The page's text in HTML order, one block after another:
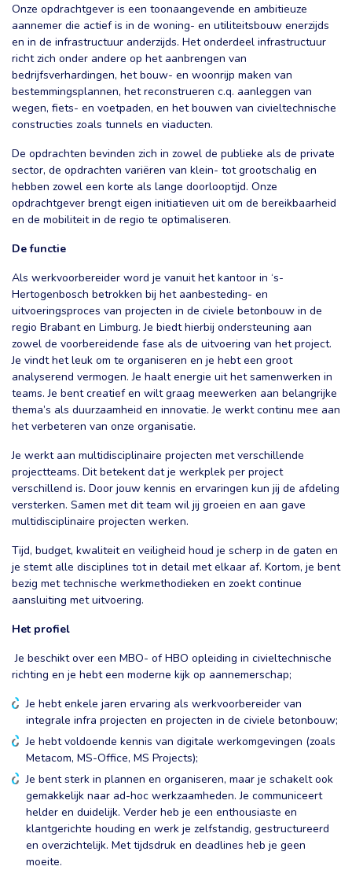
Onze opdrachtgever is een toonaangevende en ambitieuze
aannemer die actief is in de woning- en utiliteitsbouw enerzijds
en in de infrastructuur anderzijds. Het onderdeel infrastructuur
richt zich onder andere op het aanbrengen van
bedrijfsverhardingen, het bouw- en woonrijp maken van
bestemmingsplannen, het reconstrueren c.q. aanleggen van
wegen, fiets- en voetpaden, en het bouwen van civieltechnische
constructies zoals tunnels en viaducten.
De opdrachten bevinden zich in zowel de publieke als de private
sector, de opdrachten variëren van klein- tot grootschalig en
hebben zowel een korte als lange doorlooptijd. Onze
opdrachtgever brengt eigen initiatieven uit om de bereikbaarheid
en de mobiliteit in de regio te optimaliseren.
De functie
Als werkvoorbereider word je vanuit het kantoor in ‘s-
Hertogenbosch betrokken bij het aanbesteding- en
uitvoeringsproces van projecten in de civiele betonbouw in de
regio Brabant en Limburg. Je biedt hierbij ondersteuning aan
zowel de voorbereidende fase als de uitvoering van het project.
Je vindt het leuk om te organiseren en je hebt een groot
analyserend vermogen. Je haalt energie uit het samenwerken in
teams. Je bent creatief en wilt graag meewerken aan belangrijke
thema’s als duurzaamheid en innovatie. Je werkt continu mee aan
het verbeteren van onze organisatie.
Je werkt aan multidisciplinaire projecten met verschillende
projectteams. Dit betekent dat je werkplek per project
verschillend is. Door jouw kennis en ervaringen kun jij de afdeling
versterken. Samen met dit team wil jij groeien en aan gave
multidisciplinaire projecten werken.
Tijd, budget, kwaliteit en veiligheid houd je scherp in de gaten en
je stemt alle disciplines tot in detail met elkaar af. Kortom, je bent
bezig met technische werkmethodieken en zoekt continue
aansluiting met uitvoering.
Het profiel
Je beschikt over een MBO- of HBO opleiding in civieltechnische
richting en je hebt een moderne kijk op aannemerschap;
Je hebt enkele jaren ervaring als werkvoorbereider van
integrale infra projecten en projecten in de civiele betonbouw;
Je hebt voldoende kennis van digitale werkomgevingen (zoals
Metacom, MS-Office, MS Projects);
Je bent sterk in plannen en organiseren, maar je schakelt ook
gemakkelijk naar ad-hoc werkzaamheden. Je communiceert
helder en duidelijk. Verder heb je een enthousiaste en
klantgerichte houding en werk je zelfstandig, gestructureerd
en overzichtelijk. Met tijdsdruk en deadlines heb je geen
moeite.